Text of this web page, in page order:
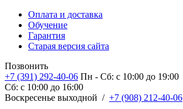
Оплата и доставка
Обучение
Гарантия
Старая версия сайта
Позвонить
+7 (391) 292-40-06 Пн - Сб: c 10:00 до 19:00
Сб: c 10:00 до 16:00
​Воскресенье выходной / +7 (908) 212-40-06